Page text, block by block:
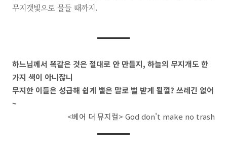
무지갯빛으로 물들 때까지.
하느님께서 똑같은 것은 절대로 안 만들지, 하늘의 무지개도 한
가지 색이 아니잖니
무지한 이들은 성급해 쉽게 뱉은 말로 벌 받게 될껄? 쓰레긴 없어
~
<베어 더 뮤지컬> God don't make no trash